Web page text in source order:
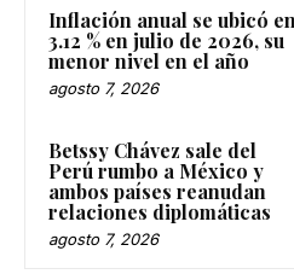
Inflación anual se ubicó en
3.12 % en julio de 2026, su
menor nivel en el año
agosto 7, 2026
Betssy Chávez sale del
Perú rumbo a México y
ambos países reanudan
relaciones diplomáticas
agosto 7, 2026